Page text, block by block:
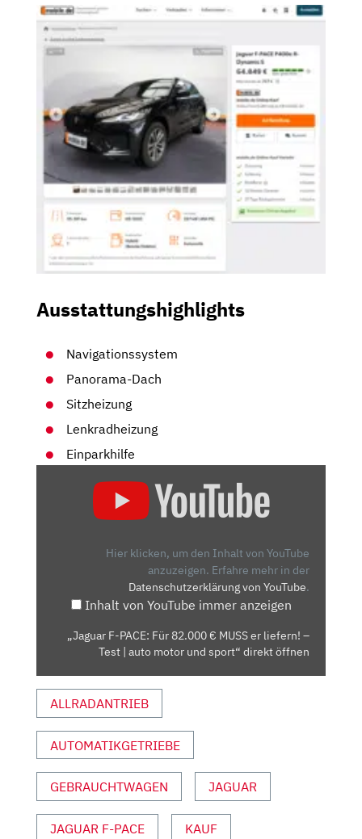
Ausstattungshighlights
Navigationssystem
Panorama-Dach
Sitzheizung
Lenkradheizung
Einparkhilfe
LIEFERN!
|
AUTO
UND
SPORT“
VON
YOUTUBE
ANZEIGEN
Hier klicken, um den Inhalt von YouTube
anzuzeigen. Erfahre mehr in der
Datenschutzerklärung von YouTube.
Inhalt von YouTube immer anzeigen
„Jaguar F-PACE: Für 82.000 € MUSS er liefern! –
Test | auto motor und sport“ direkt öffnen
ALLRADANTRIEB
AUTOMATIKGETRIEBE
GEBRAUCHTWAGEN JAGUAR
JAGUAR F-PACE KAUF